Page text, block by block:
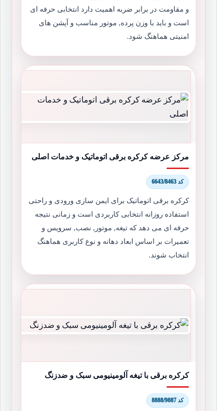
و مقاومت در برابر ضربه اهمیت دارد انتخابی حرفه ای
است و باید با وزن پرده, موتور مناسب و آپشن های
امنیتی هماهنگ شود.
مرکز عرضه کرکره برقی اتوماتیک و خدمات اصلی
کد 6643/8463
کرکره برقی اتوماتیک برای ایمن سازی ورودی و راحتی
استفاده روزانه انتخابی کاربردی است و زمانی نتیجه
حرفه ای می دهد که تیغه, موتور, نصب, سرویس و
تعمیرات بر اساس ابعاد دهانه و نوع کاربری هماهنگ
انتخاب شوند.
کرکره برقی با تیغه آلومینیومی سبک و ضدزنگ
کد 8888/9887